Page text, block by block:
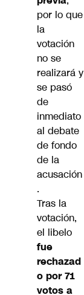
por lo que
la
votación
no se
realizará y
se pasó
de
inmediato
al debate
de fondo
de la
acusación
.
Tras la
votación,
el libelo
fue
rechazad
o por 71
votos a